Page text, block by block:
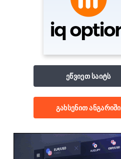
ეწვიეთ საიტს
გახსენით ანგარიში